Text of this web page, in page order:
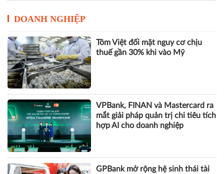
DOANH NGHIỆP
Tôm Việt đối mặt nguy cơ chịu
thuế gần 30% khi vào Mỹ
VPBank, FINAN và Mastercard ra
mắt giải pháp quản trị chi tiêu tích
hợp AI cho doanh nghiệp
GPBank mở rộng hệ sinh thái tài